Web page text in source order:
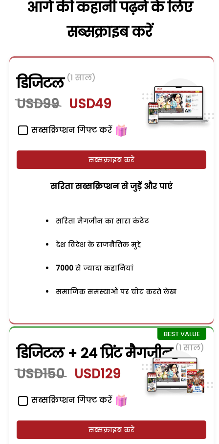
आगे की कहानी पढ़ने के लिए
सब्सक्राइब करें
डिजिटल (1 साल)
USD99 USD49
सब्सक्रिप्शन गिफ्ट करें
सब्सक्राइब करें
सरिता सब्सक्रिप्शन से जुड़ेें और पाएं
सरिता मैगजीन का सारा कंटेंट
देश विदेश के राजनैतिक मुद्दे
7000 से ज्यादा कहानियां
समाजिक समस्याओं पर चोट करते लेख
डिजिटल + 24 प्रिंट मैगजीन (1 साल)
USD150 USD129
सब्सक्रिप्शन गिफ्ट करें
सब्सक्राइब करें